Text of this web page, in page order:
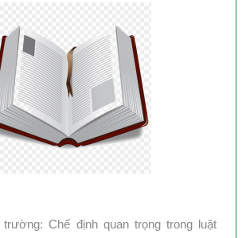
Chế định quan trọng trong luật